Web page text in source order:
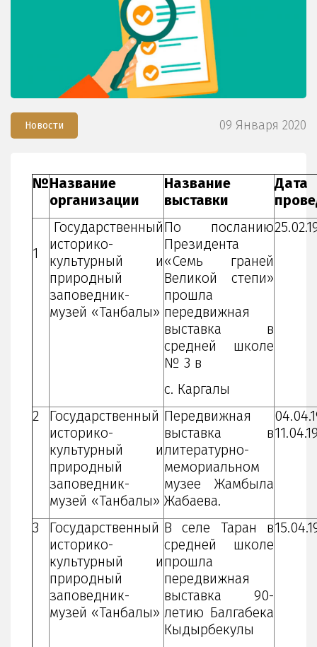
Новости 09 Января 2020
№Название
организации
Название
выставки
Дата
1
Государственный
историко-
культурный и
природный
заповедник-
музей «Танбалы»
По посланию
Президента
«Семь граней
Великой степи»
прошла
передвижная
выставка в
средней школе
№ 3 в
с. Каргалы
2
Государственный
историко-
культурный и
природный
заповедник-
музей «Танбалы»
Передвижная
выставка в
литературно-
мемориальном
музее Жамбыла
Жабаева.
3
Государственный
историко-
культурный и
природный
заповедник-
музей «Танбалы»
В селе Таран в
средней школе
прошла
передвижная
выставка 90-
летию Балгабека
Кыдырбекулы